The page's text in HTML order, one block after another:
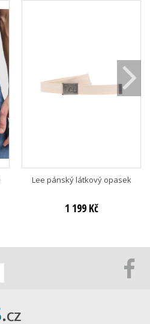
Lee pánský látkový opasek
1 199 Kč